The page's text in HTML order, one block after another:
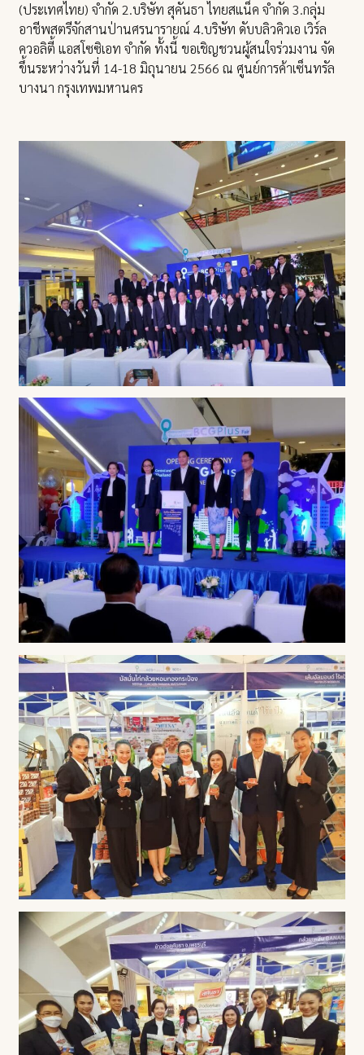
(ประเทศไทย) จำกัด 2.บริษัท สุคันธา ไทยสแน็ค จำกัด 3.กลุ่ม
อาชีพสตรีจักสานป่านศรนารายณ์ 4.บริษัท ดับบลิวคิวเอ เวิร์ล
ควอลิตี้ แอสโซซิเอท จำกัด ทั้งนี้ ขอเชิญชวนผู้สนใจร่วมงาน จัด
ขึ้นระหว่างวันที่ 14-18 มิถุนายน 2566 ณ ศูนย์การค้าเซ็นทรัล
บางนา กรุงเทพมหานคร